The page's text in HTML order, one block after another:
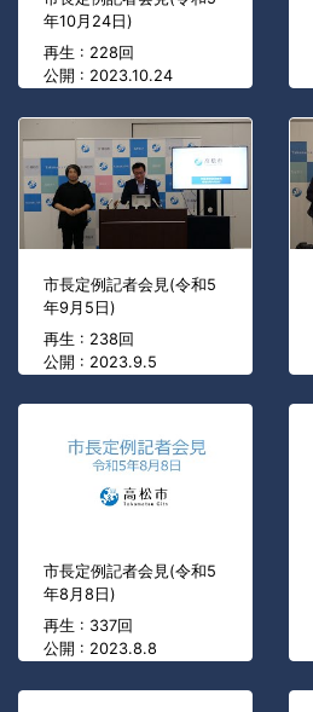
年10月24日)
再生 : 228回
公開 : 2023.10.24
市長定例記者会見(令和5
年9月5日)
再生 : 238回
公開 : 2023.9.5
市長定例記者会見(令和5
年8月8日)
再生 : 337回
公開 : 2023.8.8